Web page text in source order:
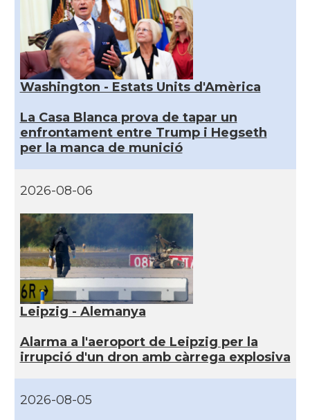
Washington - Estats Units d'Amèrica
La Casa Blanca prova de tapar un
enfrontament entre Trump i Hegseth
per la manca de munició
2026-08-06
Leipzig - Alemanya
Alarma a l'aeroport de Leipzig per la
irrupció d'un dron amb càrrega explosiva
2026-08-05